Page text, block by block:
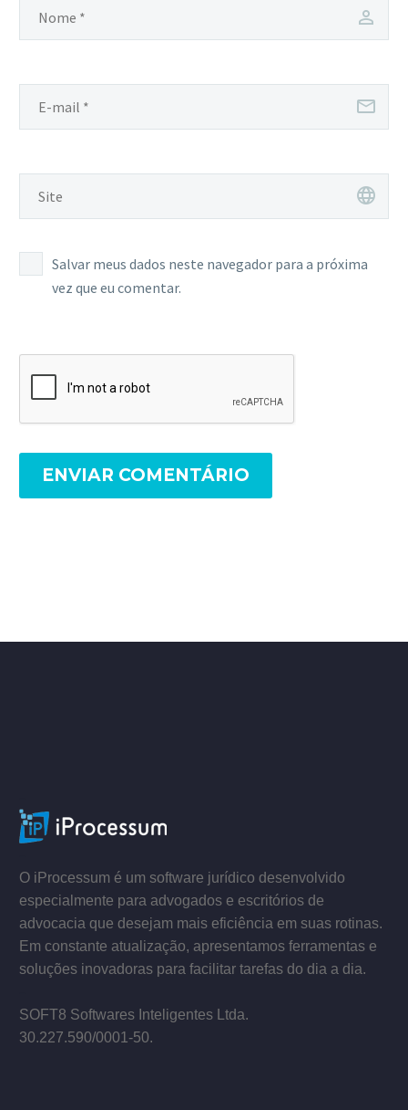
Salvar meus dados neste navegador para a próxima
vez que eu comentar.
ENVIAR COMENTÁRIO
O iProcessum é um software jurídico desenvolvido
especialmente para advogados e escritórios de
advocacia que desejam mais eficiência em suas rotinas.
Em constante atualização, apresentamos ferramentas e
soluções inovadoras para facilitar tarefas do dia a dia.
SOFT8 Softwares Inteligentes Ltda.
30.227.590/0001­-50.